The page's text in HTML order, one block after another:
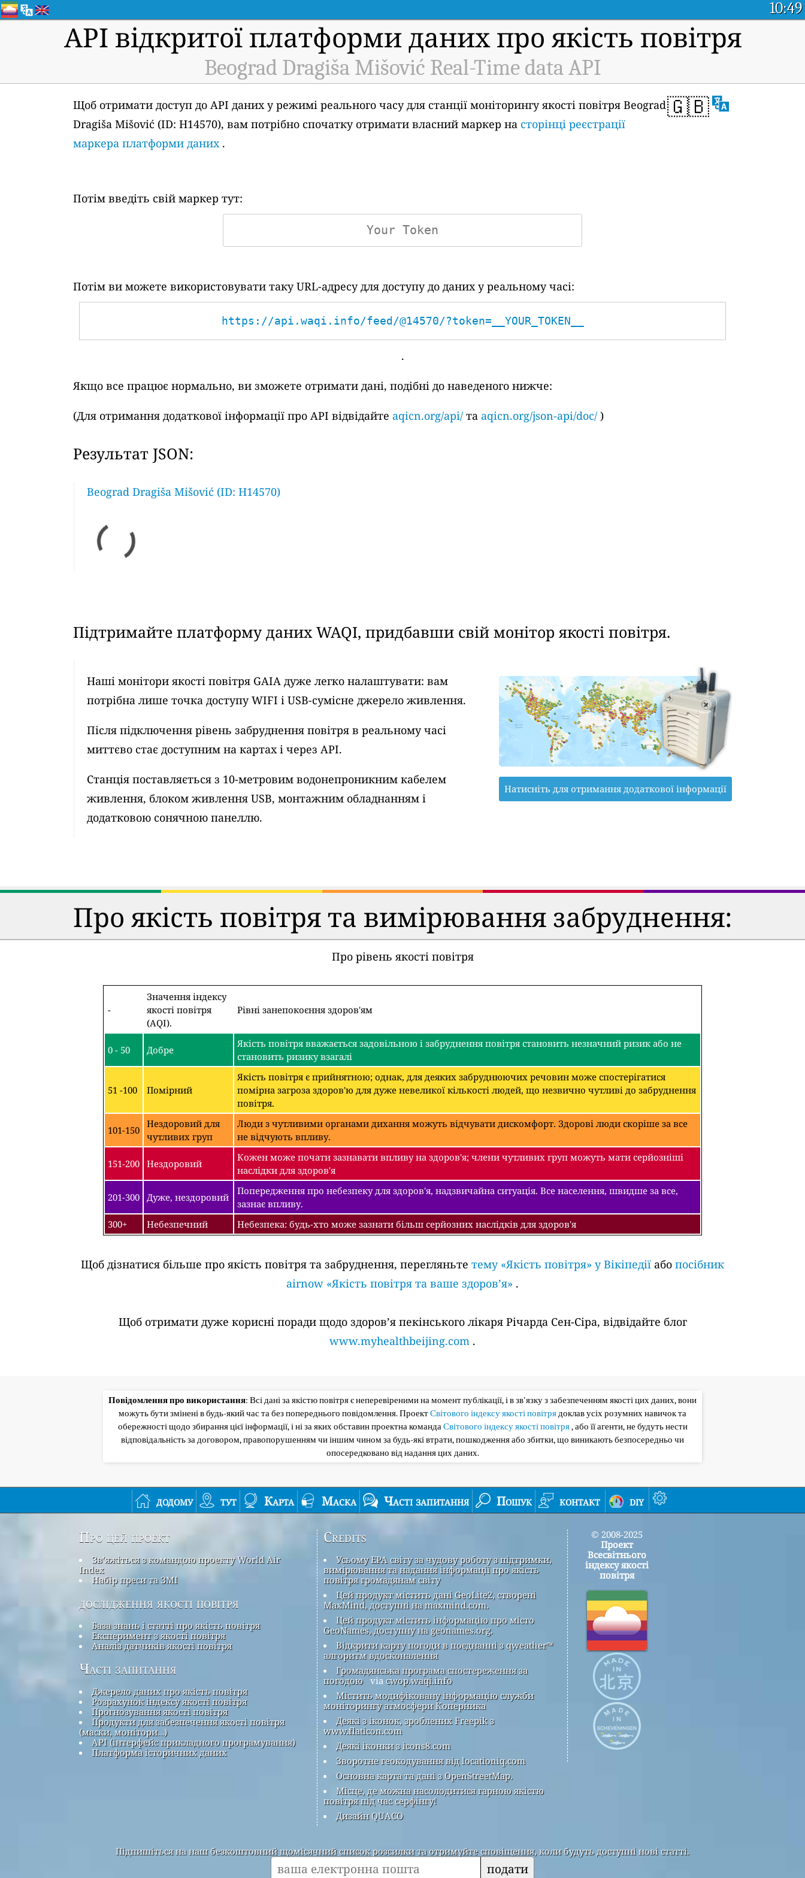
10:49
API відкритої платформи даних про якість повітря
Beograd Dragiša Mišović Real-Time data API
🇬🇧
Щоб отримати доступ до API даних у режимі реального часу для станції моніторингу якості повітря Beograd
Dragiša Mišović (ID: H14570), вам потрібно спочатку отримати власний маркер на сторінці реєстрації
маркера платформи даних.
Потім введіть свій маркер тут:
Потім ви можете використовувати таку URL-адресу для доступу до даних у реальному часі:
https://api.waqi.info/feed/@14570/?token=__YOUR_TOKEN__
.
Якщо все працює нормально, ви зможете отримати дані, подібні до наведеного нижче:
(Для отримання додаткової інформації про API відвідайте aqicn.org/api/ та aqicn.org/json-api/doc/ )
Результат JSON:
Beograd Dragiša Mišović (ID: H14570)
Підтримайте платформу даних WAQI, придбавши свій монітор якості повітря.
Наші монітори якості повітря GAIA дуже легко налаштувати: вам
потрібна лише точка доступу WIFI і USB-сумісне джерело живлення.
Після підключення рівень забруднення повітря в реальному часі
миттєво стає доступним на картах і через API.
Станція поставляється з 10-метровим водонепроникним кабелем
живлення, блоком живлення USB, монтажним обладнанням і
додатковою сонячною панеллю.
Натисніть для отримання додаткової інформації
Про якість повітря та вимірювання забруднення:
Про рівень якості повітря
-
Значення індексу
якості повітря
(AQI).
Рівні занепокоєння здоров'ям
0 - 50 Добре
Якість повітря вважається задовільною і забруднення повітря становить незначний ризик або не
становить ризику взагалі
51 -100 Помірний
Якість повітря є прийнятною; однак, для деяких забруднюючих речовин може спостерігатися
помірна загроза здоров'ю для дуже невеликої кількості людей, що незвично чутливі до забруднення
повітря.
101-150
Нездоровий для
чутливих груп
Люди з чутливими органами дихання можуть відчувати дискомфорт. Здорові люди скоріше за все
не відчують впливу.
151-200 Нездоровий
Кожен може почати зазнавати впливу на здоров'я; члени чутливих груп можуть мати серйозніші
наслідки для здоров'я
201-300 Дуже, нездоровий
Попередження про небезпеку для здоров'я, надзвичайна ситуація. Все населення, швидше за все,
зазнає впливу.
300+
Небезпечний Небезпека: будь-хто може зазнати більш серйозних наслідків для здоров'я
Щоб дізнатися більше про якість повітря та забруднення, перегляньте тему «Якість повітря» у Вікіпедії або посібник
airnow «Якість повітря та ваше здоров’я» .
Щоб отримати дуже корисні поради щодо здоров’я пекінського лікаря Річарда Сен-Сіра, відвідайте блог
www.myhealthbeijing.com .
Повідомлення про використання: Всі дані за якістю повітря є неперевіреними на момент публікації, і в зв'язку з забезпеченням якості цих даних, вони
можуть бути змінені в будь-який час та без попереднього повідомлення. ПроектСвітового індексу якості повітрядоклав усіх розумних навичок та
обережності щодо збирання цієї інформації, і ні за яких обставин проектна командаСвітового індексу якості повітря, або її агенти, не будуть нести
відповідальність за договором, правопорушенням чи іншим чином за будь-які втрати, пошкодження або збитки, що виникають безпосередньо чи
опосередковано від надання цих даних.
додому тут Карта Маска Часті запитання Пошук контакт diy
Про цей проект
Зв’яжіться з командою проекту World Air
Index
Набір преси та ЗМІ
дослідження якості повітря
База знань і статті про якість повітря
Експеримент з якості повітря
Аналіз датчиків якості повітря
Часті запитання
Джерело даних про якість повітря
Розрахунок індексу якості повітря
Прогнозування якості повітря
Продукти для забезпечення якості повітря
(маски, монітори…)
API (інтерфейс прикладного програмування)
Платформа історичних даних
Credits
Усьому EPA світу за чудову роботу з підтримки,
вимірювання та надання інформації про якість
повітря громадянам світу
Цей продукт містить дані GeoLite2, створені
MaxMind, доступні на maxmind.com.
Цей продукт містить інформацію про місто
GeoNames, доступну на geonames.org.
Відкрити карту погоди в поєднанні з qweather™
алгоритм вдосконалення
Громадянська програма спостереження за
погодою via cwop.waqi.info
Містить модифіковану інформацію служби
моніторингу атмосфери Коперника
Деякі з іконок, зроблених Freepik з
www.flaticon.com
Деякі іконки з icons8.com
Зворотне геокодування від locationiq.com
Основна карта та дані з OpenStreetMap.
Місце, де можна насолодитися гарною якістю
повітря під час серфінгу!
Дизайн QUACO
© 2008-2025
Проект
Всесвітнього
індексу якості
повітря
Підпишіться на наш безкоштовний щомісячний список розсилки та отримуйте сповіщення, коли будуть доступні нові статті.
подати